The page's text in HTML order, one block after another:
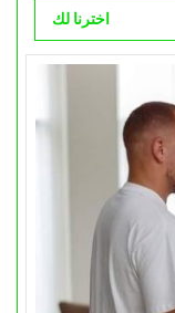
اخترنا لك